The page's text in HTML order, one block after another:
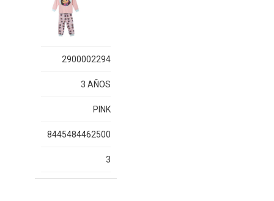
2900002294
3 AÑOS
PINK
8445484462500
3